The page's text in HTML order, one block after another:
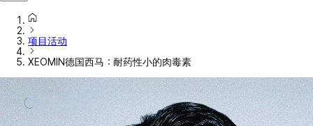
项目活动
XEOMIN德国西马：耐药性小的肉毒素